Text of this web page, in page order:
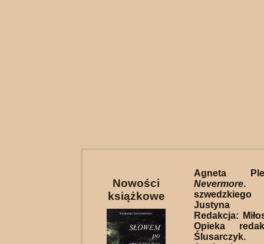
Nowości
książkowe
Agneta
Nevermore.
szwedzkiego
Justyna
Redakcja:
Opieka